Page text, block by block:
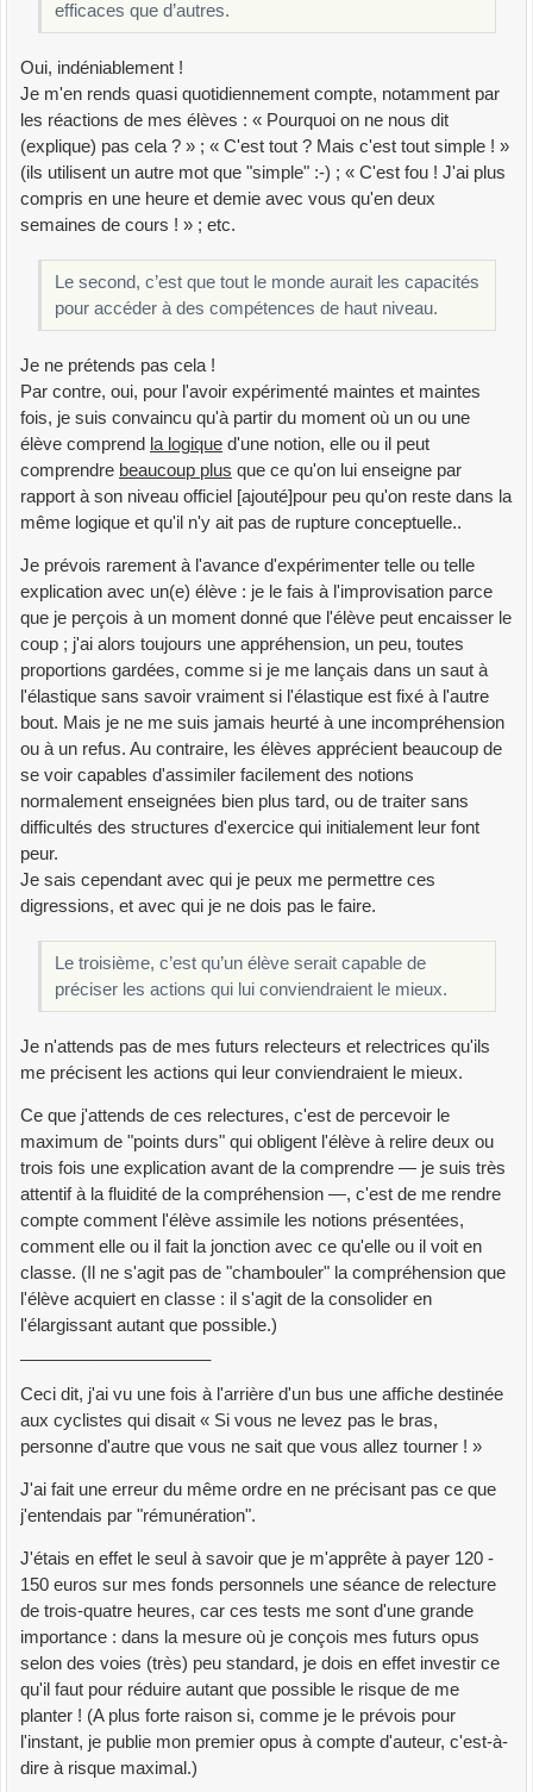
efficaces que d’autres.
Oui, indéniablement !
Je m'en rends quasi quotidiennement compte, notamment par
les réactions de mes élèves : « Pourquoi on ne nous dit
(explique) pas cela ? » ; « C'est tout ? Mais c'est tout simple ! »
(ils utilisent un autre mot que "simple" :-) ; « C'est fou ! J'ai plus
compris en une heure et demie avec vous qu'en deux
semaines de cours ! » ; etc.
Le second, c’est que tout le monde aurait les capacités
pour accéder à des compétences de haut niveau.
Je ne prétends pas cela !
Par contre, oui, pour l'avoir expérimenté maintes et maintes
fois, je suis convaincu qu'à partir du moment où un ou une
élève comprend la logique d'une notion, elle ou il peut
comprendre beaucoup plus que ce qu'on lui enseigne par
rapport à son niveau officiel [ajouté]pour peu qu'on reste dans la
même logique et qu'il n'y ait pas de rupture conceptuelle..
Je prévois rarement à l'avance d'expérimenter telle ou telle
explication avec un(e) élève : je le fais à l'improvisation parce
que je perçois à un moment donné que l'élève peut encaisser le
coup ; j'ai alors toujours une appréhension, un peu, toutes
proportions gardées, comme si je me lançais dans un saut à
l'élastique sans savoir vraiment si l'élastique est fixé à l'autre
bout. Mais je ne me suis jamais heurté à une incompréhension
ou à un refus. Au contraire, les élèves apprécient beaucoup de
se voir capables d'assimiler facilement des notions
normalement enseignées bien plus tard, ou de traiter sans
difficultés des structures d'exercice qui initialement leur font
peur.
Je sais cependant avec qui je peux me permettre ces
digressions, et avec qui je ne dois pas le faire.
Le troisième, c’est qu’un élève serait capable de
préciser les actions qui lui conviendraient le mieux.
Je n'attends pas de mes futurs relecteurs et relectrices qu'ils
me précisent les actions qui leur conviendraient le mieux.
Ce que j'attends de ces relectures, c'est de percevoir le
maximum de "points durs" qui obligent l'élève à relire deux ou
trois fois une explication avant de la comprendre — je suis très
attentif à la fluidité de la compréhension —, c'est de me rendre
compte comment l'élève assimile les notions présentées,
comment elle ou il fait la jonction avec ce qu'elle ou il voit en
classe. (Il ne s'agit pas de "chambouler" la compréhension que
l'élève acquiert en classe : il s'agit de la consolider en
l'élargissant autant que possible.)
Ceci dit, j'ai vu une fois à l'arrière d'un bus une affiche destinée
aux cyclistes qui disait « Si vous ne levez pas le bras,
personne d'autre que vous ne sait que vous allez tourner ! »
J'ai fait une erreur du même ordre en ne précisant pas ce que
j'entendais par "rémunération".
J'étais en effet le seul à savoir que je m'apprête à payer 120 -
150 euros sur mes fonds personnels une séance de relecture
de trois-quatre heures, car ces tests me sont d'une grande
importance : dans la mesure où je conçois mes futurs opus
selon des voies (très) peu standard, je dois en effet investir ce
qu'il faut pour réduire autant que possible le risque de me
planter ! (A plus forte raison si, comme je le prévois pour
l'instant, je publie mon premier opus à compte d'auteur, c'est-à-
dire à risque maximal.)